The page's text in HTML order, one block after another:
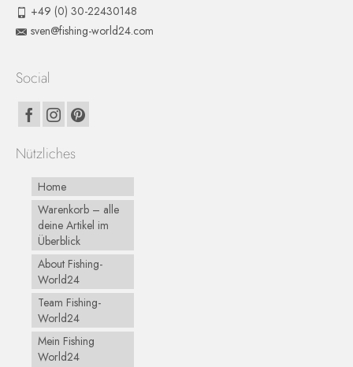
+49 (0) 30-22430148
sven@fishing-world24.com
Social
Nützliches
Home
Warenkorb – alle
deine Artikel im
Überblick
About Fishing-
World24
Team Fishing-
World24
Mein Fishing
World24